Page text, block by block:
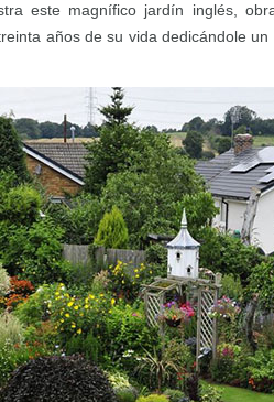
este magnífico jardín inglés,
años de su vida dedicándole